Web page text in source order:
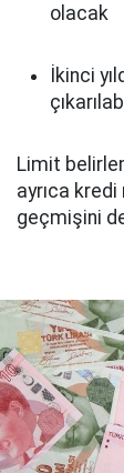
olacak
İkinci
Limit
ayrıca
geçmişini